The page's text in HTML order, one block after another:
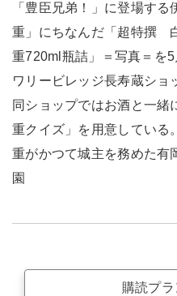
「豊臣兄弟！」に登場す
重」にちなんだ「超特撰
重720ml瓶詰」＝写真＝を
ワリービレッジ長寿蔵ショ
同ショップではお酒と一緒
重クイズ」を用意している
重がかつて城主を務めた有
園
購読プ